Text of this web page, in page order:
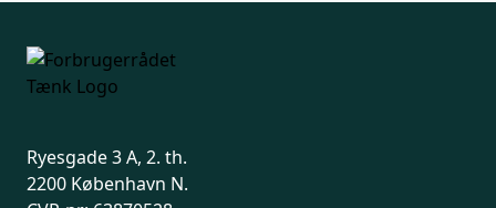
Ryesgade 3 A, 2. th.
2200 København N.